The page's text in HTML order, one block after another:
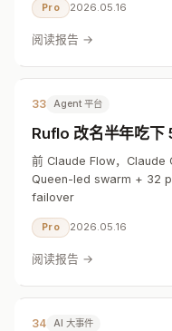
Pro 2026.05.16
阅读报告 →
33 Agent 平台
Ruflo 改名半年吃下
前 Claude Flow，
Queen-led swarm + 32
failover
Pro 2026.05.16
阅读报告 →
34 AI 大事件